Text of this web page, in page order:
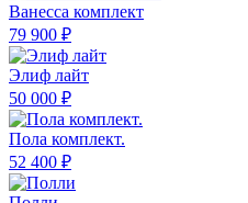
Ванесса комплект
79 900 ₽
Элиф лайт
50 000 ₽
Пола комплект.
52 400 ₽